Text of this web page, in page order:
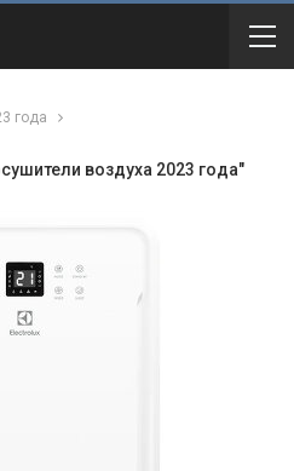
года
воздуха 2023 года"